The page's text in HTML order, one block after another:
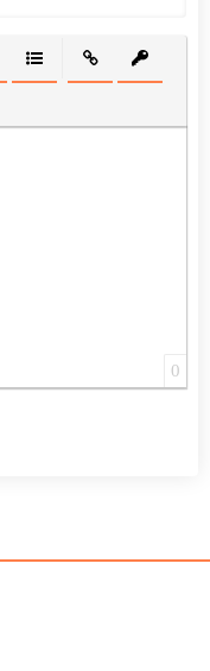
СПИСОК
МАРКИРОВАННЫЙ
ВСТАВИТЬ
0